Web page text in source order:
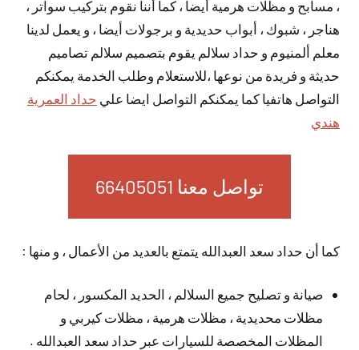
، مسابح و مظلات هرمية أيضا ، كما أننا نقوم بتركيب سواتر ،
هناجر ، شبوك ، أبواب حديدية و برجولات أيضا ، و يعمل لدينا
معلم ألمنيوم و حداد سلالم يقوم بتصميم سلالم تصاميم
حديثة و فريدة من نوعها ،للاستعلام وطلب الخدمة يمكنكم
التواصل هاتفيا كما يمكنكم التواصل ايضا علي حداد العمرية
هندي
تواصل معنا 66405051
كما أن حداد سعد العبدالله يتمتع بالعديد من الأعمال ، و منها :
صيانة و تصليح جميع السلالم ، الحديد المكسور ، لحام
مظلات محديدية ، مظلات هرمية ، مظلات كيربي و
المظلات المخصصة للسيارات عبر حداد سعد العبدالله .